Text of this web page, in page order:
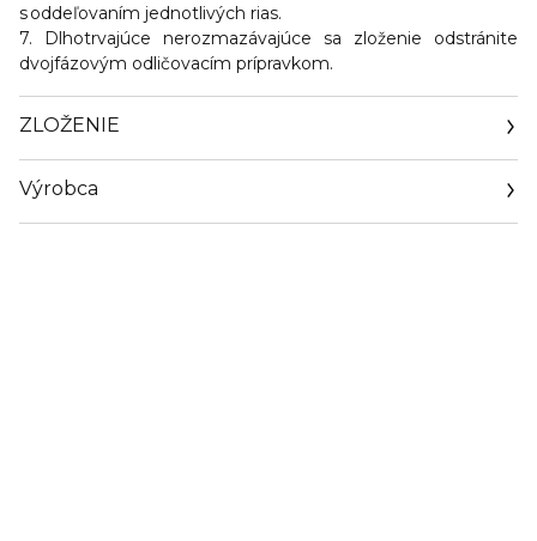
s oddeľovaním jednotlivých rias.
7. Dlhotrvajúce nerozmazávajúce sa zloženie odstránite
dvojfázovým odličovacím prípravkom.
ZLOŽENIE
Výrobca